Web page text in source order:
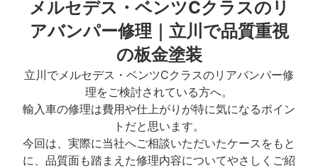
メルセデス・ベンツCクラスのリ
アバンパー修理｜立川で品質重視
の板金塗装
立川でメルセデス・ベンツCクラスのリアバンパー修
理をご検討されている方へ。
輸入車の修理は費用や仕上がりが特に気になるポイン
トだと思います。
今回は、実際に当社へご相談いただいたケースをもと
に、品質面も踏まえた修理内容についてやさしくご紹